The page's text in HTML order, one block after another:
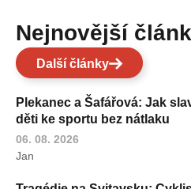
Nejnovější
Další články
Plekanec a Šafářová: Jak
děti ke sportu bez nátlaku
06. 08. 2026
Jan